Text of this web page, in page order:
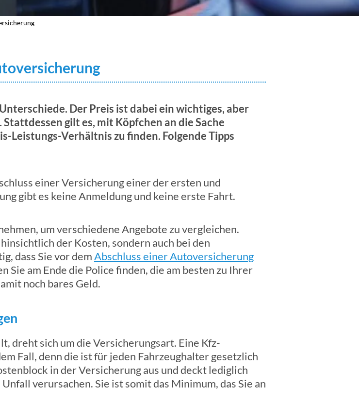
Der Preis ist dabei ein wichtiges, aber
gilt es, mit Köpfchen an die Sache
Leistungs-Verhältnis zu finden. Folgende Tipps
einer Versicherung einer der ersten und
gibt es keine Anmeldung und keine erste Fahrt.
um verschiedene Angebote zu vergleichen.
der Kosten, sondern auch bei den
dass Sie vor demAbschluss einer Autoversicherung
Sie am Ende die Police finden, die am besten zu Ihrer
noch bares Geld.
dreht sich um die Versicherungsart. Eine Kfz-
Fall, denn die ist für jeden Fahrzeughalter gesetzlich
in der Versicherung aus und deckt lediglich
verursachen. Sie ist somit das Minimum, das Sie an